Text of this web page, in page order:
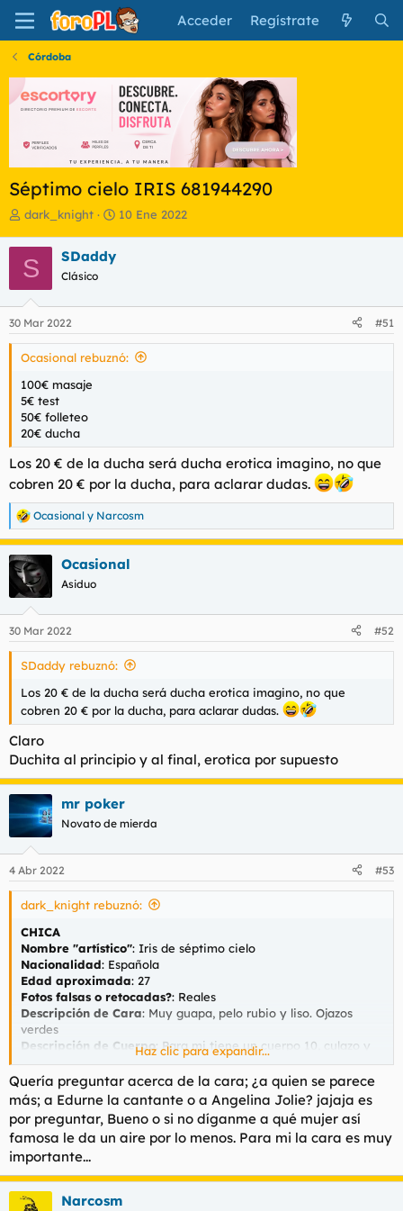
Acceder Regístrate
Córdoba
Séptimo cielo IRIS 681944290
I
i
c
i
a
d
o
r
d
l
t
e
m
dark_knight
F
e
n
i
10 Ene 2022
S SDaddy
Clásico
30 Mar 2022 #51
Ocasional rebuznó:
100€ masaje
5€ test
50€ folleteo
20€ ducha
Los 20 € de la ducha será ducha erotica imagino, no que
cobren 20 € por la ducha, para aclarar dudas.
R
e
a
c
c
i
e
s
Ocasional y Narcosm
Ocasional
Asiduo
30 Mar 2022 #52
SDaddy rebuznó:
Los 20 € de la ducha será ducha erotica imagino, no que
cobren 20 € por la ducha, para aclarar dudas.
Claro
Duchita al principio y al final, erotica por supuesto
mr poker
Novato de mierda
4 Abr 2022 #53
dark_knight rebuznó:
CHICA
Nombre "artístico": Iris de séptimo cielo
Nacionalidad: Española
Edad aproximada: 27
Fotos falsas o retocadas?: Reales
Descripción de Cara: Muy guapa, pelo rubio y liso. Ojazos
verdes
Descripción de Cuerpo: Para mi tiene un cuerpo 10, culazo y
una figura delgada pero sin estarlo demasiado.
Descripción de Carácter: Se deja hacer, no es super intensa e
intenta agradar en todo momento
Fumadora: No aparenta
CONTACTO
Teléfono: El de septimo cielo 681 944 290
Web/Anuncio:Séptimo Cielo – Masajes eróticos en Córdoba
Dirección
Haz clic para expandir...
Quería preguntar acerca de la cara; ¿a quien se parece
más; a Edurne la cantante o a Angelina Jolie? jajaja es
por preguntar, Bueno o si no díganme a qué mujer así
famosa le da un aire por lo menos. Para mi la cara es muy
importante...
Narcosm